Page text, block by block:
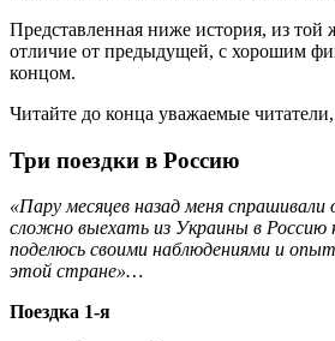
Представленная ниже история, из той
отличие от предыдущей, с хорошим
концом.
Читайте до конца уважаемые
Три поездки в Россию
«Пару месяцев назад меня спрашивали
сложно выехать из Украины в Россию
поделюсь своими наблюдениями и
этой стране»…
Поездка 1-я